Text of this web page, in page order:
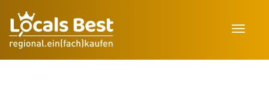
Toggle